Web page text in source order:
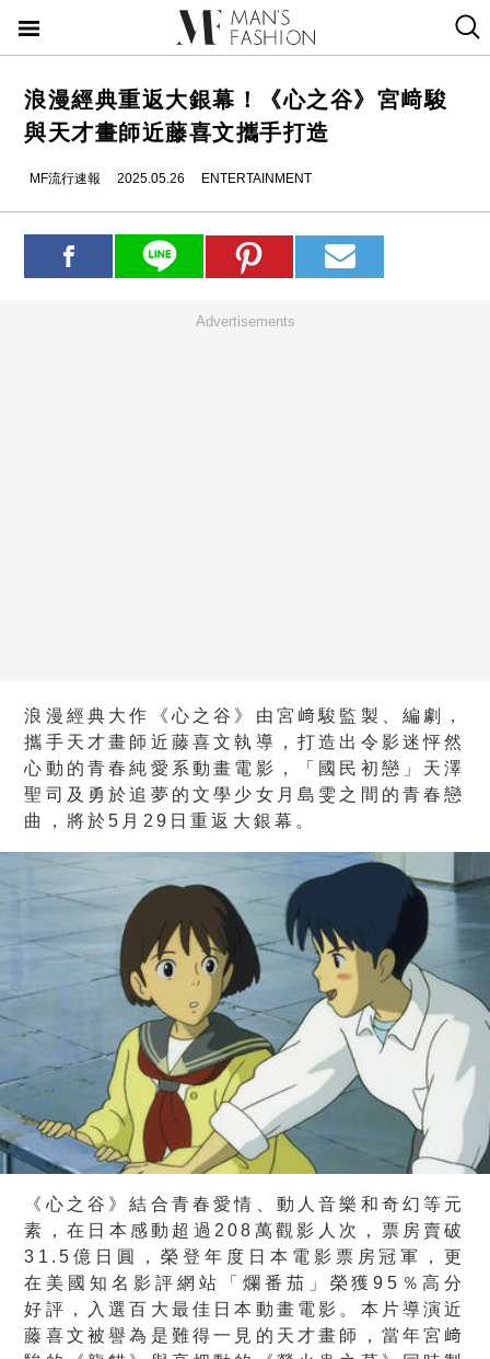
浪漫經典重返大銀幕！《心之谷》宮﨑駿
與天才畫師近藤喜文攜手打造
MF流行速報 2025.05.26 ENTERTAINMENT
Advertisements
浪漫經典大作《心之谷》由宮﨑駿監製、編劇，
攜手天才畫師近藤喜文執導，打造出令影迷怦然
心動的青春純愛系動畫電影，「國民初戀」天澤
聖司及勇於追夢的文學少女月島雯之間的青春戀
曲，將於5月29日重返大銀幕。
《心之谷》結合青春愛情、動人音樂和奇幻等元
素，在日本感動超過208萬觀影人次，票房賣破
31.5億日圓，榮登年度日本電影票房冠軍，更
在美國知名影評網站「爛番茄」榮獲95％高分
好評，入選百大最佳日本動畫電影。本片導演近
藤喜文被譽為是難得一見的天才畫師，當年宮﨑